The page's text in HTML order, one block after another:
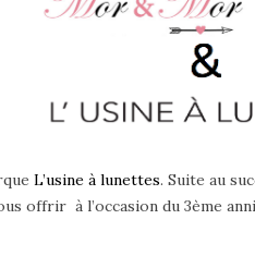
L’usine à lunettes. Suite au
offrir à l’occasion du 3ème